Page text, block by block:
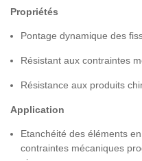
Propriétés
Pontage dynamique des
Résistant aux contraintes
Résistance aux produits
Application
Etanchéité des éléments
contraintes mécaniques